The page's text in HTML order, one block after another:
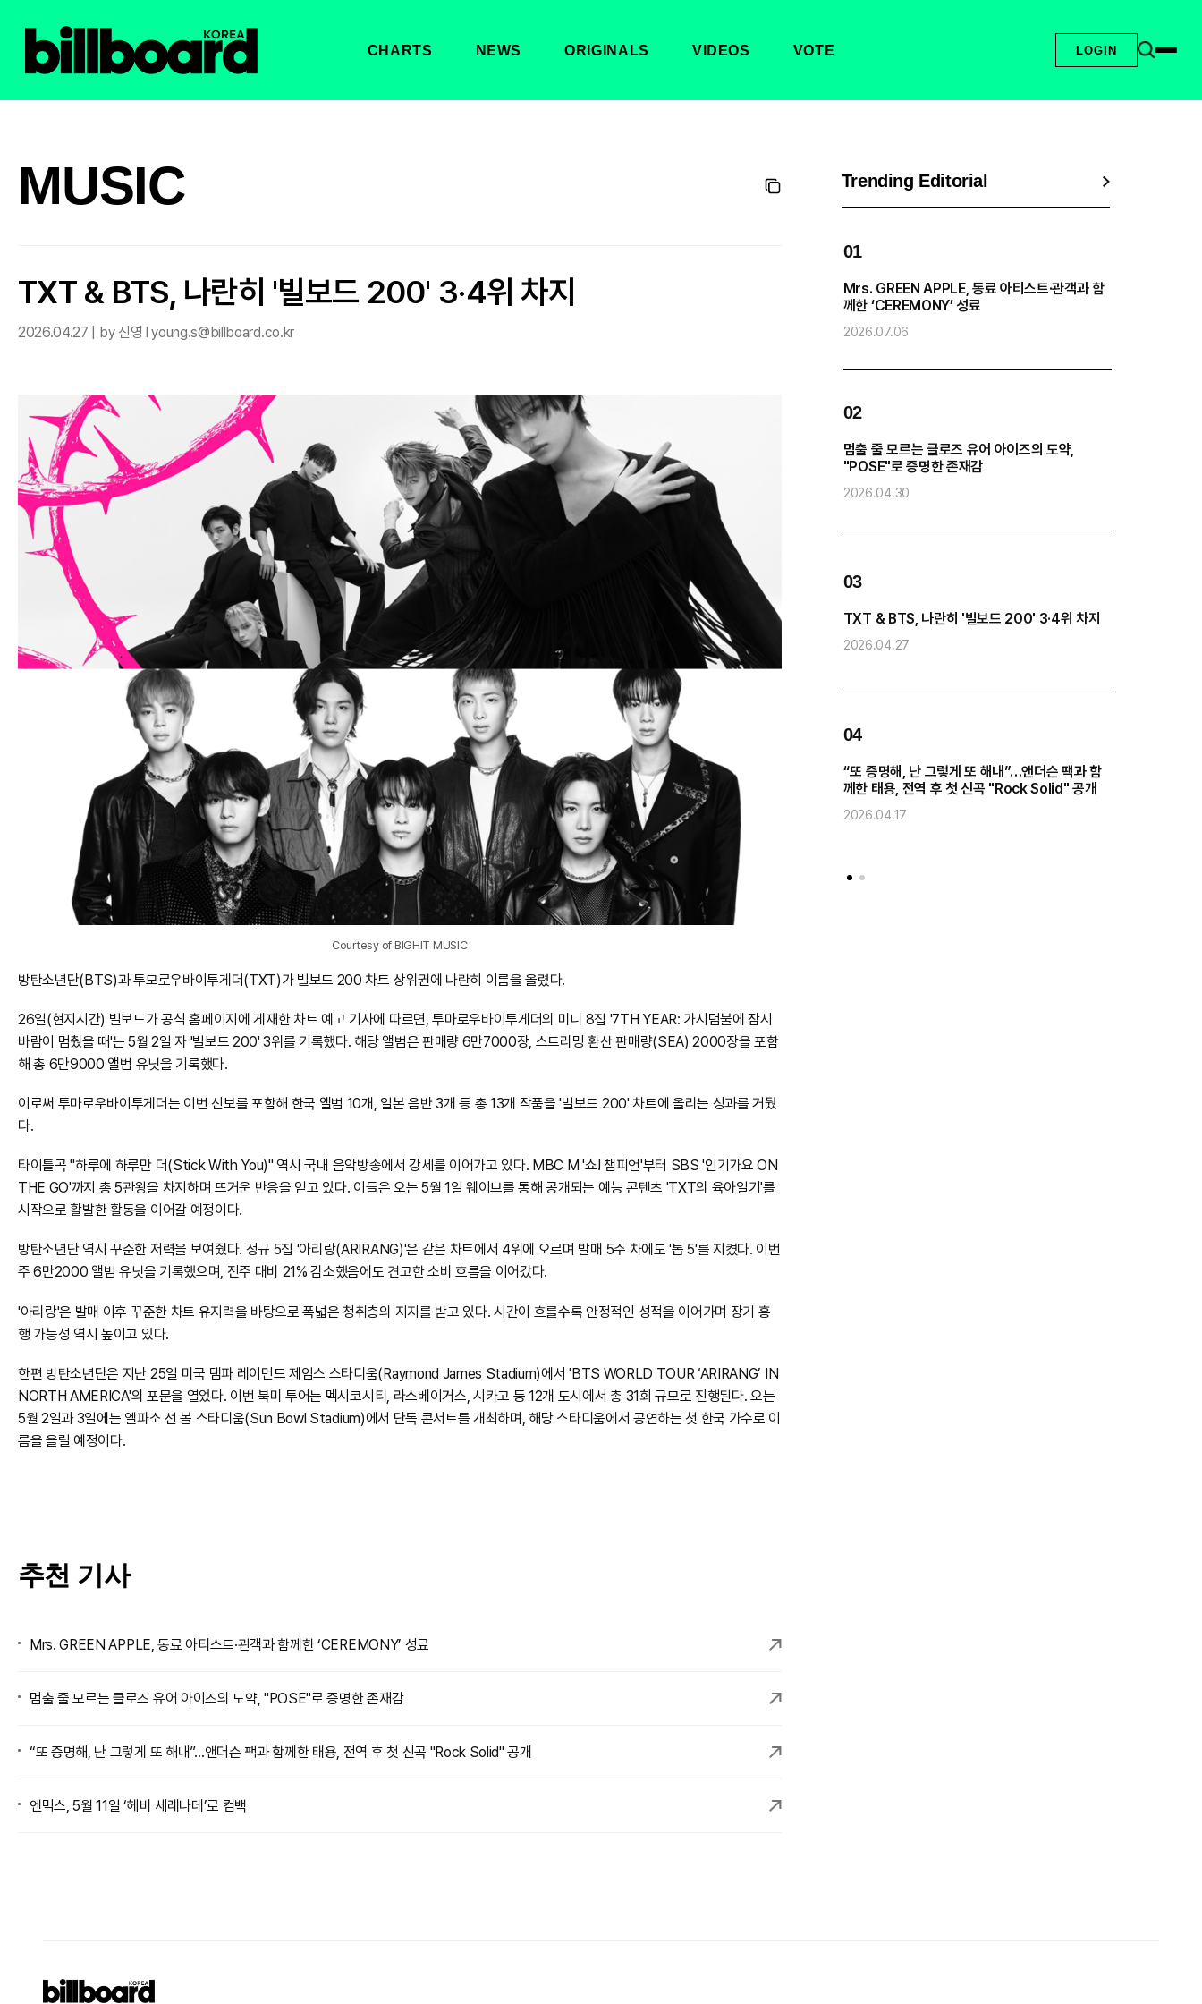
CHARTS NEWS ORIGINALS VIDEOS VOTE LOGIN
MUSIC
TXT & BTS, 나란히 '빌보드 200' 3·4위 차지
2026.04.27 | by 신영 l young.s@billboard.co.kr
Courtesy of BIGHIT MUSIC
방탄소년단(BTS)과 투모로우바이투게더(TXT)가 빌보드 200 차트 상위권에 나란히 이름을 올렸다.
26일(현지시간) 빌보드가 공식 홈페이지에 게재한 차트 예고 기사에 따르면, 투마로우바이투게더의 미니 8집 '7TH YEAR: 가시덤불에 잠시
바람이 멈췄을 때'는 5월 2일 자 '빌보드 200' 3위를 기록했다. 해당 앨범은 판매량 6만7000장, 스트리밍 환산 판매량(SEA) 2000장을 포함
해 총 6만9000 앨범 유닛을 기록했다.
이로써 투마로우바이투게더는 이번 신보를 포함해 한국 앨범 10개, 일본 음반 3개 등 총 13개 작품을 '빌보드 200' 차트에 올리는 성과를 거뒀
다.
타이틀곡 "하루에 하루만 더(Stick With You)" 역시 국내 음악방송에서 강세를 이어가고 있다. MBC M '쇼! 챔피언'부터 SBS '인기가요 ON
THE GO'까지 총 5관왕을 차지하며 뜨거운 반응을 얻고 있다. 이들은 오는 5월 1일 웨이브를 통해 공개되는 예능 콘텐츠 'TXT의 육아일기'를
시작으로 활발한 활동을 이어갈 예정이다.
방탄소년단 역시 꾸준한 저력을 보여줬다. 정규 5집 '아리랑(ARIRANG)'은 같은 차트에서 4위에 오르며 발매 5주 차에도 '톱 5'를 지켰다. 이번
주 6만2000 앨범 유닛을 기록했으며, 전주 대비 21% 감소했음에도 견고한 소비 흐름을 이어갔다.
'아리랑'은 발매 이후 꾸준한 차트 유지력을 바탕으로 폭넓은 청취층의 지지를 받고 있다. 시간이 흐를수록 안정적인 성적을 이어가며 장기 흥
행 가능성 역시 높이고 있다.
한편 방탄소년단은 지난 25일 미국 탬파 레이먼드 제임스 스타디움(Raymond James Stadium)에서 'BTS WORLD TOUR ‘ARIRANG’ IN
NORTH AMERICA'의 포문을 열었다. 이번 북미 투어는 멕시코시티, 라스베이거스, 시카고 등 12개 도시에서 총 31회 규모로 진행된다. 오는
5월 2일과 3일에는 엘파소 선 볼 스타디움(Sun Bowl Stadium)에서 단독 콘서트를 개최하며, 해당 스타디움에서 공연하는 첫 한국 가수로 이
름을 올릴 예정이다.
추천 기사
Mrs. GREEN APPLE, 동료 아티스트·관객과 함께한 ‘CEREMONY’ 성료
멈출 줄 모르는 클로즈 유어 아이즈의 도약, "POSE"로 증명한 존재감
“또 증명해, 난 그렇게 또 해내”…앤더슨 팩과 함께한 태용, 전역 후 첫 신곡 "Rock Solid" 공개
엔믹스, 5월 11일 ‘헤비 세레나데’로 컴백
Trending Editorial
01
Mrs. GREEN APPLE, 동료 아티스트·관객과 함
께한 ‘CEREMONY’ 성료
2026.07.06
02
멈출 줄 모르는 클로즈 유어 아이즈의 도약,
"POSE"로 증명한 존재감
2026.04.30
03
TXT & BTS, 나란히 '빌보드 200' 3·4위 차지
2026.04.27
04
“또 증명해, 난 그렇게 또 해내”…앤더슨 팩과 함
께한 태용, 전역 후 첫 신곡 "Rock Solid" 공개
2026.04.17